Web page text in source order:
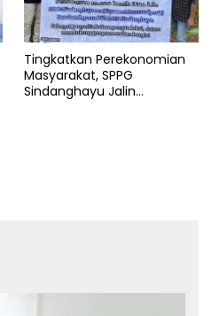
Tingkatkan Perekonomian
Masyarakat, SPPG
Sindanghayu Jalin